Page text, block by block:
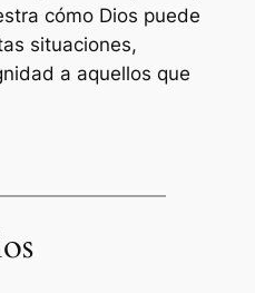
cómo Dios puede
situaciones,
a aquellos que